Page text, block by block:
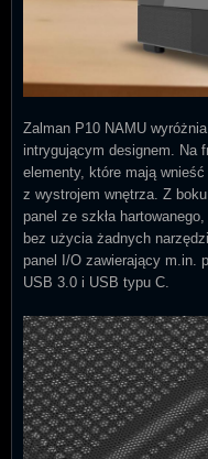
Zalman P10 NAMU
intrygującym designem. Na
elementy, które mają
z wystrojem wnętrza. Z
panel ze szkła
bez użycia żadnych
panel I/O zawierający m.in.
USB 3.0 i USB typu C.